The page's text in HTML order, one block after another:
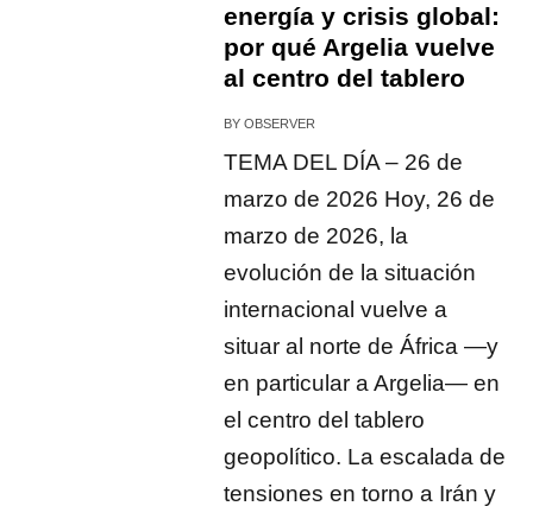
energía y crisis global:
por qué Argelia vuelve
al centro del tablero
BYOBSERVER
TEMA DEL DÍA – 26 de
marzo de 2026 Hoy, 26 de
marzo de 2026, la
evolución de la situación
internacional vuelve a
situar al norte de África —y
en particular a Argelia— en
el centro del tablero
geopolítico. La escalada de
tensiones en torno a Irán y